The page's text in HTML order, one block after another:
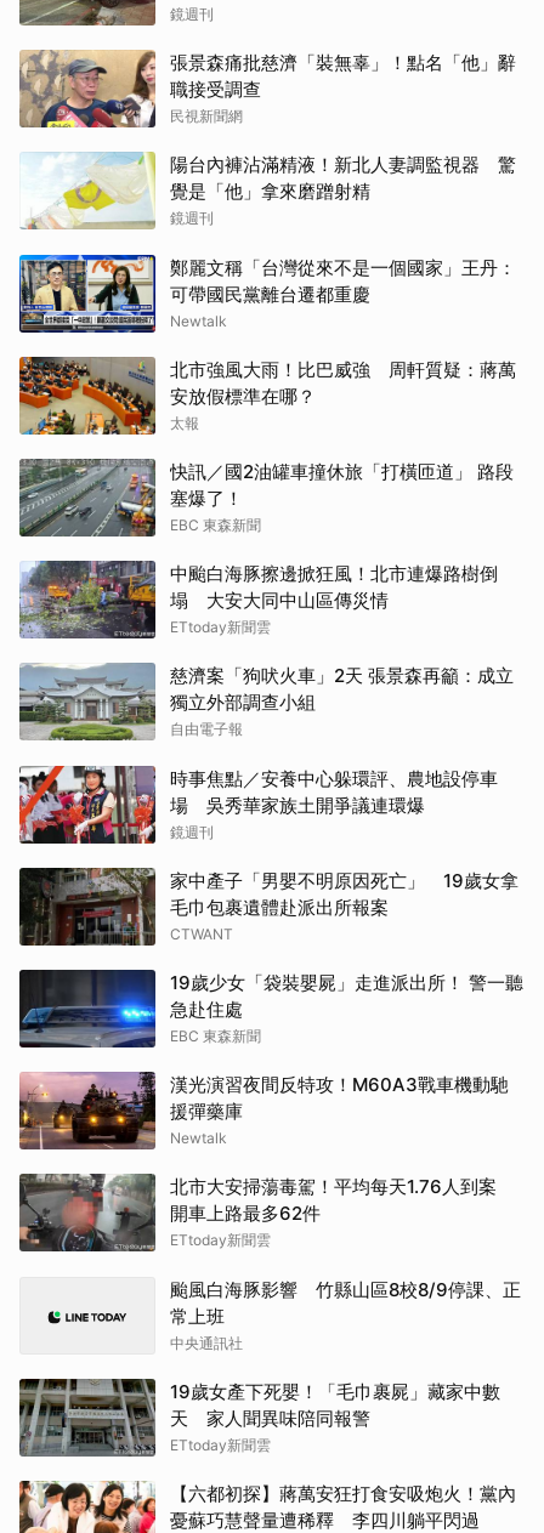
鏡週刊
張景森痛批慈濟「裝無辜」！點名「他」辭
職接受調查
民視新聞網
陽台內褲沾滿精液！新北人妻調監視器 驚
覺是「他」拿來磨蹭射精
鏡週刊
鄭麗文稱「台灣從來不是一個國家」王丹：
可帶國民黨離台遷都重慶
Newtalk
北市強風大雨！比巴威強 周軒質疑：蔣萬
安放假標準在哪？
太報
快訊／國2油罐車撞休旅「打橫匝道」 路段
塞爆了！
EBC 東森新聞
中颱白海豚擦邊掀狂風！北市連爆路樹倒
塌 大安大同中山區傳災情
ETtoday新聞雲
慈濟案「狗吠火車」2天 張景森再籲：成立
獨立外部調查小組
自由電子報
時事焦點／安養中心躲環評、農地設停車
場 吳秀華家族土開爭議連環爆
鏡週刊
家中產子「男嬰不明原因死亡」 19歲女拿
毛巾包裹遺體赴派出所報案
CTWANT
19歲少女「袋裝嬰屍」走進派出所！ 警一聽
急赴住處
EBC 東森新聞
漢光演習夜間反特攻！M60A3戰車機動馳
援彈藥庫
Newtalk
北市大安掃蕩毒駕！平均每天1.76人到案
開車上路最多62件
ETtoday新聞雲
颱風白海豚影響 竹縣山區8校8/9停課、正
常上班
中央通訊社
19歲女產下死嬰！「毛巾裹屍」藏家中數
天 家人聞異味陪同報警
ETtoday新聞雲
【六都初探】蔣萬安狂打食安吸炮火！黨內
憂蘇巧慧聲量遭稀釋 李四川躺平閃過